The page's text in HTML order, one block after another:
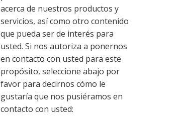
acerca de nuestros productos y
servicios, así como otro contenido
que pueda ser de interés para
usted. Si nos autoriza a ponernos
en contacto con usted para este
propósito, seleccione abajo por
favor para decirnos cómo le
gustaría que nos pusiéramos en
contacto con usted: